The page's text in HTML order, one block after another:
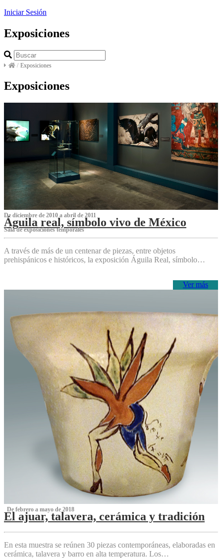
Iniciar Sesión
Exposiciones
/ Exposiciones
Exposiciones
De diciembre de 2010 a abril de 2011
Águila real, símbolo vivo de México
Sala de exposiciones temporales
A través de más de un centenar de piezas, entre objetos
prehispánicos e históricos, la exposición Águila Real, símbolo…
Ver más
‌ De febrero a mayo de 2018
El ajuar, talavera, cerámica y tradición
‌
En esta muestra se reúnen 30 piezas contemporáneas, elaboradas en
cerámica, talavera y barro en alta temperatura. Los…